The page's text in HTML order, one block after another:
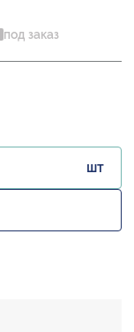
под заказ
шт